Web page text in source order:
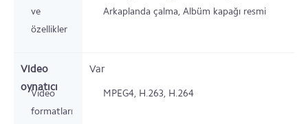
ve
özellikler
Arkaplanda çalma, Albüm kapağı resmi
Video
oynatıcı
Var
Video
formatları
MPEG4, H.263, H.264